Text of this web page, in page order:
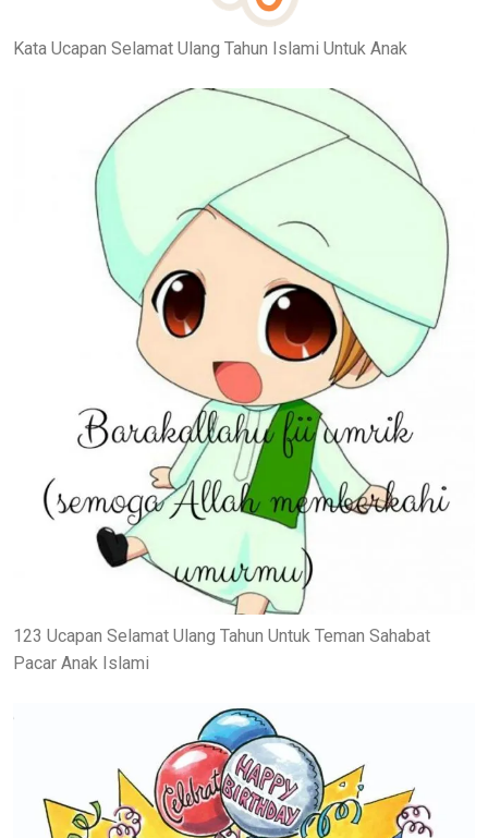
Kata Ucapan Selamat Ulang Tahun Islami Untuk Anak
123 Ucapan Selamat Ulang Tahun Untuk Teman Sahabat
Pacar Anak Islami